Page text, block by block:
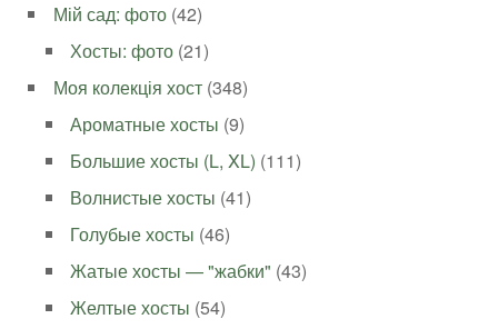
Мій сад: фото (42)
Хосты: фото (21)
Моя колекція хост (348)
Ароматные хосты (9)
Большие хосты (L, XL) (111)
Волнистые хосты (41)
Голубые хосты (46)
Жатые хосты — "жабки" (43)
Желтые хосты (54)